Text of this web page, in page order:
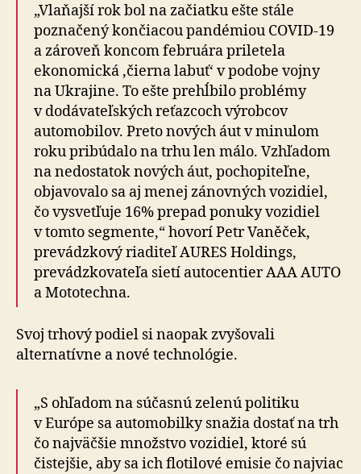
„Vlaňajší rok bol na začiatku ešte stále
poznačený končiacou pandémiou COVID-19
a zároveň koncom februára priletela
ekonomická ‚čierna labuť‘ v podobe vojny
na Ukrajine. To ešte prehĺbilo problémy
v dodávateľských reťazcoch výrobcov
automobilov. Preto nových áut v minulom
roku pribúdalo na trhu len málo. Vzhľadom
na nedostatok nových áut, pochopiteľne,
objavovalo sa aj menej zánovných vozidiel,
čo vysvetľuje 16% prepad ponuky vozidiel
v tomto segmente,“ hovorí Petr Vaněček,
prevádzkový riaditeľ AURES Holdings,
prevádzkovateľa sietí autocentier AAA AUTO
a Mototechna.
Svoj trhový podiel si naopak zvyšovali
alternatívne a nové technológie.
„S ohľadom na súčasnú zelenú politiku
v Európe sa automobilky snažia dostať na trh
čo najväčšie množstvo vozidiel, ktoré sú
čistejšie, aby sa ich flotilové emisie čo najviac